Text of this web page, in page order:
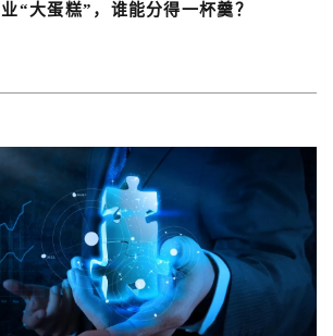
“大蛋糕”，谁能分得一杯羹？